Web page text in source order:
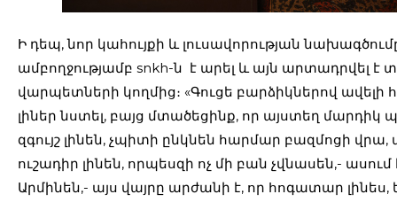
Ի դեպ, նոր կահույքի և լուսավորության
ամբողջությամբ snkh-ն է արել և այն արտադրվել է
վարպետների կողմից։ «Գուցե բարձիկներով ավելի
լիներ նստել, բայց մտածեցինք, որ այստեղ մարդիկ
զգույշ լինեն, չպիտի ընկնեն հարմար բազմոցի
ուշադիր լինեն, որպեսզի ոչ մի բան չվնասեն,- ասում
Արմինեն,- այս վայրը արժանի է, որ հոգատար լինես,